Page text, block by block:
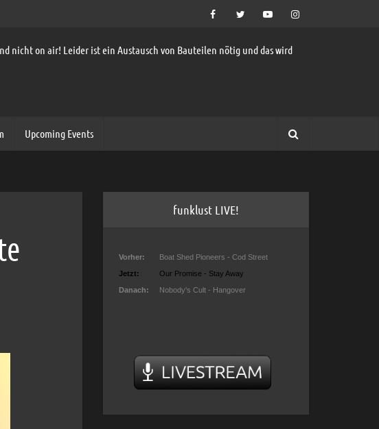
nicht on air! Leider ist ein Austausch von Bauteilen nötig und das wird
Upcoming Events
funklust LIVE!